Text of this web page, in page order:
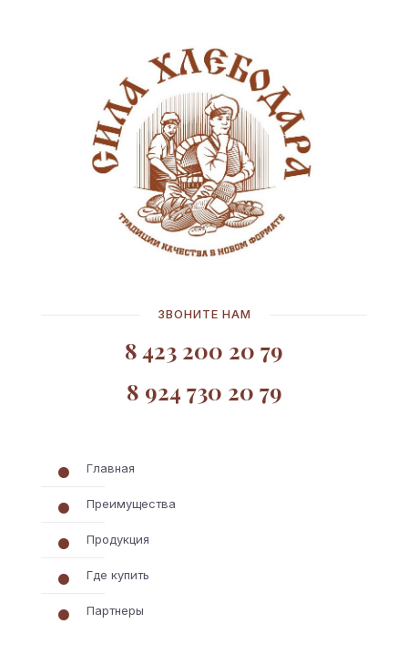
ЗВОНИТЕ НАМ
8 423 200 20 79
8 924 730 20 79
Главная
Преимущества
Продукция
Где купить
Партнеры